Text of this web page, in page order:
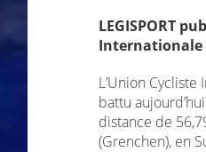
LEGISPORT
Internationale
L’Union
battu
distance de
(Grenchen), en